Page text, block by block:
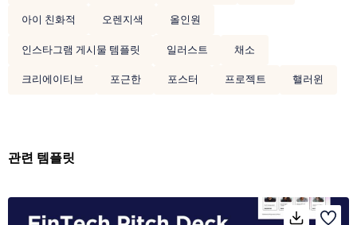
아이 친화적
오렌지색
올인원
인스타그램 게시물 템플릿
일러스트
채소
크리에이티브
포근한 포스터 프로젝트 핼러윈
관련 템플릿